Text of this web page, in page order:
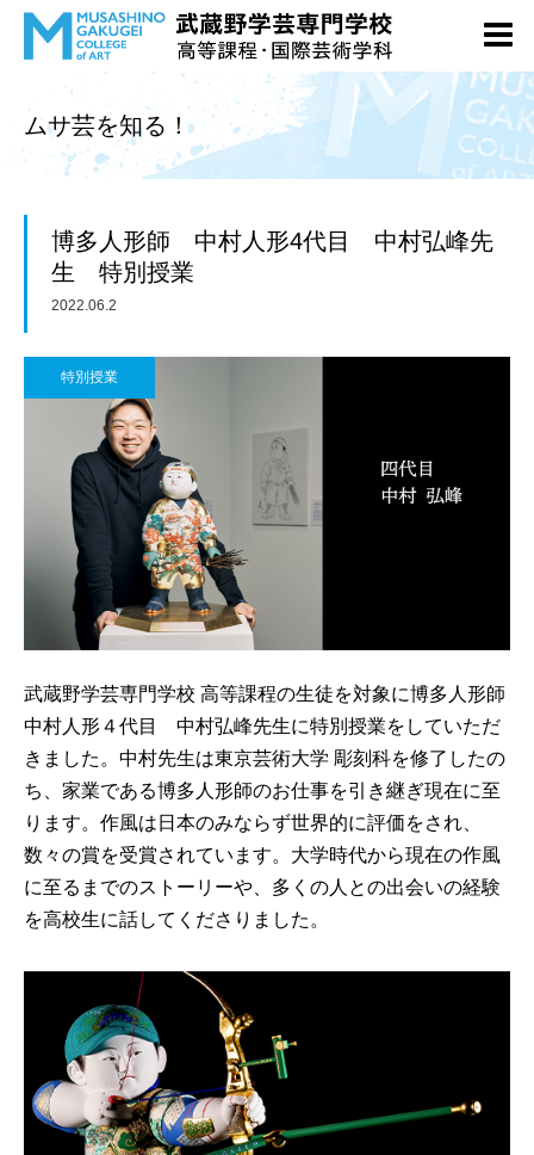
ムサ芸を知る！
博多人形師 中村人形4代目 中村弘峰先
生 特別授業
2022.06.2
特別授業
武蔵野学芸専門学校 高等課程の生徒を対象に博多人形師
中村人形４代目 中村弘峰先生に特別授業をしていただ
きました。中村先生は東京芸術大学 彫刻科を修了したの
ち、家業である博多人形師のお仕事を引き継ぎ現在に至
ります。作風は日本のみならず世界的に評価をされ、
数々の賞を受賞されています。大学時代から現在の作風
に至るまでのストーリーや、多くの人との出会いの経験
を高校生に話してくださりました。